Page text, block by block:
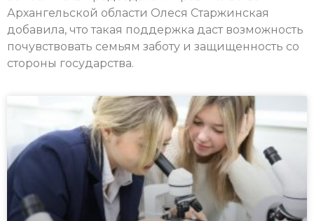
Архангельской области Олеся Старжинская
добавила, что такая поддержка даст возможность
почувствовать семьям заботу и защищенность со
стороны государства.